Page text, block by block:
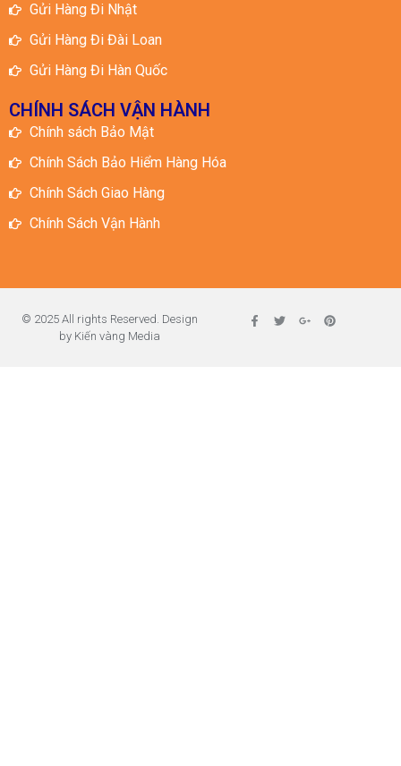
Gửi Hàng Đi Nhật
Gửi Hàng Đi Đài Loan
Gửi Hàng Đi Hàn Quốc
CHÍNH SÁCH VẬN HÀNH
Chính sách Bảo Mật
Chính Sách Bảo Hiểm Hàng Hóa
Chính Sách Giao Hàng
Chính Sách Vận Hành
© 2025 All rights Reserved. Design
by Kiến vàng Media